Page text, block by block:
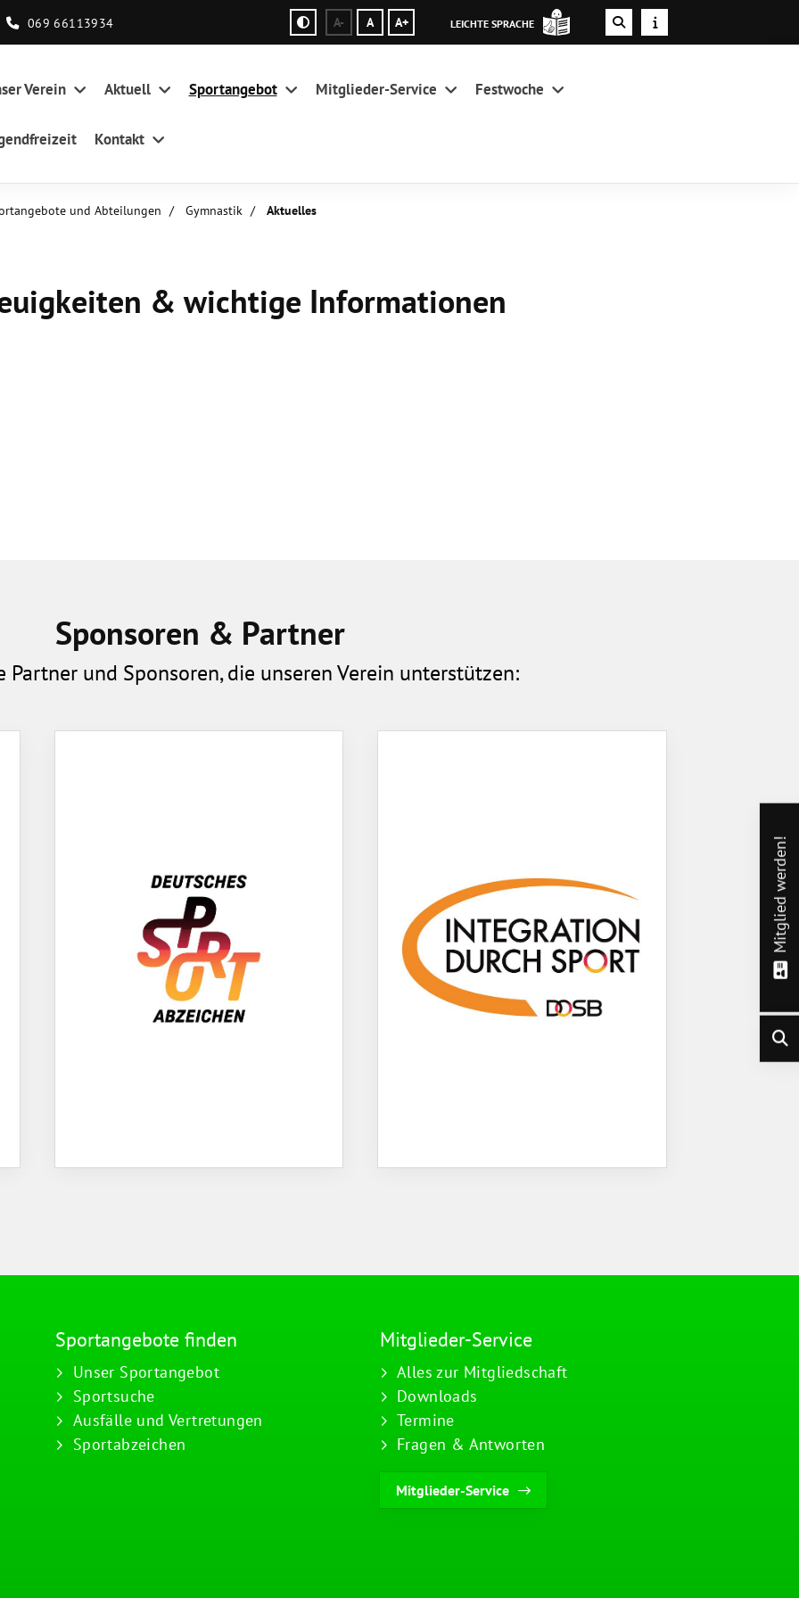
069 66113934 A- A A+ LEICHTE SPRACHE
Verein Aktuell Sportangebot Mitglieder-Service Festwoche
Kontakt
und Abteilungen Gymnastik Aktuelles
& wichtige Informationen
Sponsoren & Partner
Partner und Sponsoren, die unseren Verein unterstützen:
Sportangebote finden
Unser Sportangebot
Sportsuche
Ausfälle und Vertretungen
Sportabzeichen
Mitglieder-Service
Alles zur Mitgliedschaft
Downloads
Termine
Fragen & Antworten
Mitglieder-Service
Mitglied werden!